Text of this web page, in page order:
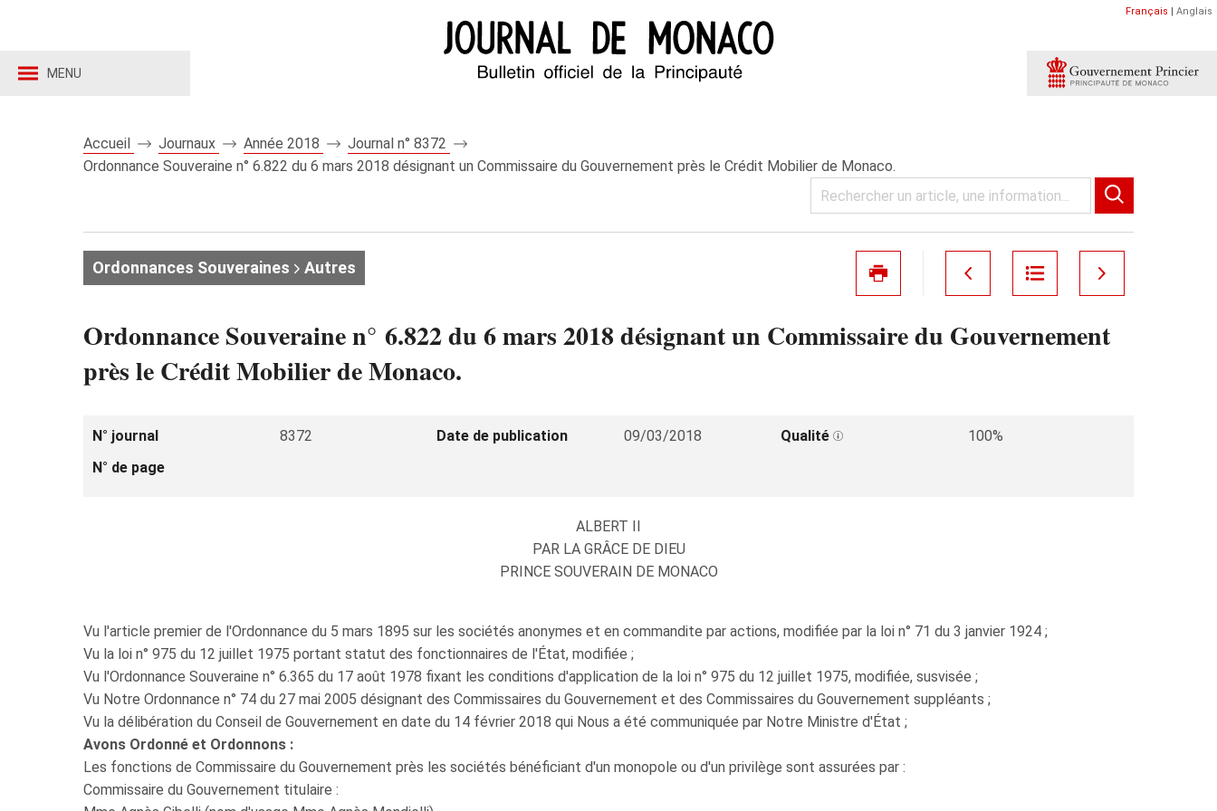
MENU
Français | Anglais
Accueil Journaux Année 2018
Journal n° 8372
Ordonnance Souveraine n° 6.822 du 6 mars 2018 désignant un Commissaire du Gouvernement près le Crédit Mobilier de Monaco.
Ordonnances Souveraines Autres
Ordonnance Souveraine n° 6.822 du 6 mars 2018 désignant un Commissaire du Gouvernement
près le Crédit Mobilier de Monaco.
N° journal 8372 Date de publication 09/03/2018 Qualité
100%
N° de page
ALBERT II
PAR LA GRÂCE DE DIEU
PRINCE SOUVERAIN DE MONACO
Vu l'article premier de l'Ordonnance du 5 mars 1895 sur les sociétés anonymes et en commandite par actions, modifiée par la loi n° 71 du 3 janvier 1924 ;
Vu la loi n° 975 du 12 juillet 1975 portant statut des fonctionnaires de l'État, modifiée ;
Vu l'Ordonnance Souveraine n° 6.365 du 17 août 1978 fixant les conditions d'application de la loi n° 975 du 12 juillet 1975, modifiée, susvisée ;
Vu Notre Ordonnance n° 74 du 27 mai 2005 désignant des Commissaires du Gouvernement et des Commissaires du Gouvernement suppléants ;
Vu la délibération du Conseil de Gouvernement en date du 14 février 2018 qui Nous a été communiquée par Notre Ministre d'État ;
Avons Ordonné et Ordonnons :
Les fonctions de Commissaire du Gouvernement près les sociétés bénéficiant d'un monopole ou d'un privilège sont assurées par :
Commissaire du Gouvernement titulaire :